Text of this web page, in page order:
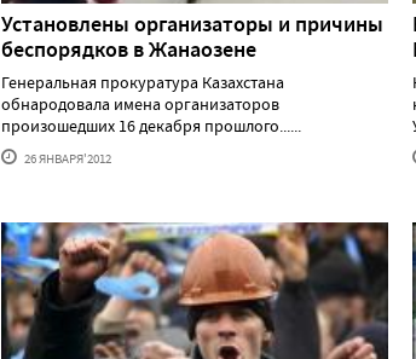
Установлены организаторы и причины
беспорядков в Жанаозене
Генеральная прокуратура Казахстана
обнародовала имена организаторов
произошедших 16 декабря прошлого......
26 ЯНВАРЯ'2012